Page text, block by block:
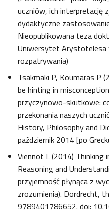
uczniów, ich interpretację
dydaktyczne
Nieopublikowana teza
Uniwersytet Arystotelesa
rozpatrywania)
Tsakmaki P, Koumaras P
be hinting in
przyczynowo-skutkowe:
przekonania naszych
History, Philosophy and
październik 2014 [po
Viennot L (2014) Thinking
Reasoning and
przyjemność płynąca z
zrozumienia). Dordrecht,
9789401786652. doi: